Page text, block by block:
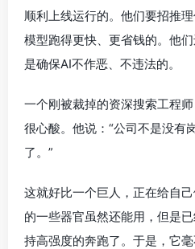
顺利上线运行的。他们要招推
模型跑得更快、更省钱的。他
是确保AI不作恶、不违法的。
一个刚被裁掉的资深搜索工程
很心酸。他说：“公司不是没有
了。”
这就好比一个巨人，正在给自
的一些器官虽然还能用，但是
持高强度的奔跑了。于是，它